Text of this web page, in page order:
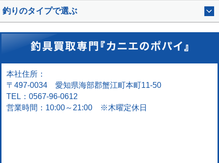
釣りのタイプで選ぶ
本社住所：
〒497-0034 愛知県海部郡蟹江町本町11-50
TEL：0567-96-0612
営業時間：10:00～21:00 ※木曜定休日